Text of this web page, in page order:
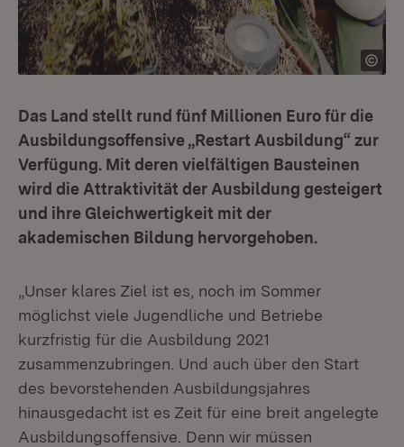
Das Land stellt rund fünf Millionen Euro für die
Ausbildungsoffensive „Restart Ausbildung“ zur
Verfügung. Mit deren vielfältigen Bausteinen
wird die Attraktivität der Ausbildung gesteigert
und ihre Gleichwertigkeit mit der
akademischen Bildung hervorgehoben.
„Unser klares Ziel ist es, noch im Sommer
möglichst viele Jugendliche und Betriebe
kurzfristig für die Ausbildung 2021
zusammenzubringen. Und auch über den Start
des bevorstehenden Ausbildungsjahres
hinausgedacht ist es Zeit für eine breit angelegte
Ausbildungsoffensive. Denn wir müssen